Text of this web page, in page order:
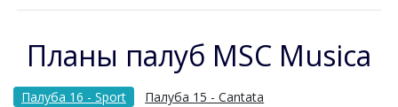
Планы палуб MSC Musica
Палуба 16 - Sport
Палуба 15 - Cantata